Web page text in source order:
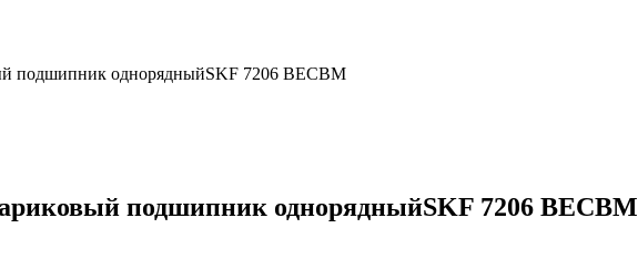
подшипник однорядныйSKF 7206 BECBM
подшипник однорядныйSKF 7206 BECBM